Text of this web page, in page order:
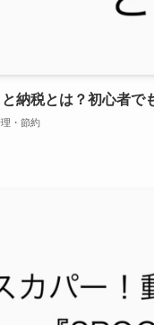
納税とは？初心者で
・節約